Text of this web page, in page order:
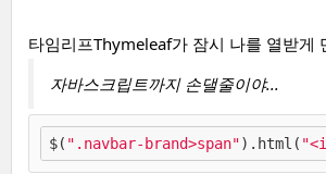
타임리프Thymeleaf가 잠시 나를 열받게
자바스크립트까지 손댈줄이야...
$( ".navbar-brand>span").html(